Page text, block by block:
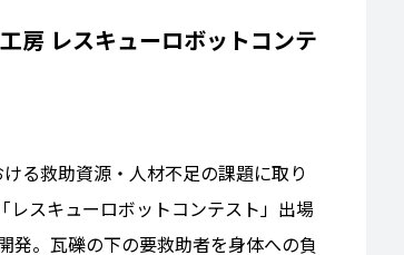
房 レスキューロボットコンテ
る救助資源・人材不足の課題に取り
レスキューロボットコンテスト」出場
発。瓦礫の下の要救助者を身体への負